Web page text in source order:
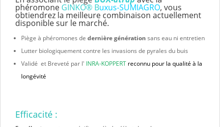
phéromone GINKO® Buxus-SUMIAGRO, vous
obtiendrez la meilleure combinaison actuellement
disponible sur le marché.
Piège à phéromones de dernière génération sans eau ni entretien
Lutter biologiquement contre les invasions de pyrales du buis
Validé et Breveté par l' INRA-KOPPERT reconnu pour la qualité à la
longévité
Efficacité :